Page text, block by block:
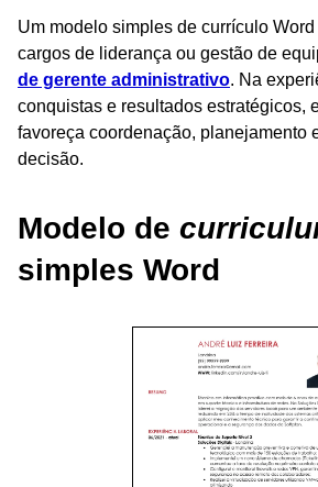
Um modelo simples de currículo
cargos de liderança ou gestão de
de gerente administrativo. Na
conquistas e resultados estratégicos,
favoreça coordenação, planejamento
decisão.
Modelo de
simples Word